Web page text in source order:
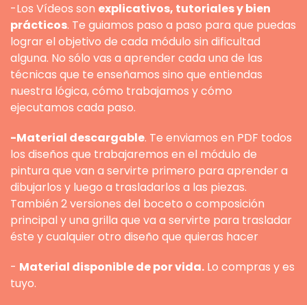
-Los Vídeos son explicativos, tutoriales y bien
prácticos. Te guiamos paso a paso para que puedas
lograr el objetivo de cada módulo sin dificultad
alguna. No sólo vas a aprender cada una de las
técnicas que te enseñamos sino que entiendas
nuestra lógica, cómo trabajamos y cómo
ejecutamos cada paso.
-Material descargable. Te enviamos en PDF todos
los diseños que trabajaremos en el módulo de
pintura que van a servirte primero para aprender a
dibujarlos y luego a trasladarlos a las piezas.
También 2 versiones del boceto o composición
principal y una grilla que va a servirte para trasladar
éste y cualquier otro diseño que quieras hacer
- Material disponible de por vida. Lo compras y es
tuyo.